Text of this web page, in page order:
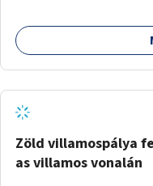
Zöld villamospálya
as villamos vonalán